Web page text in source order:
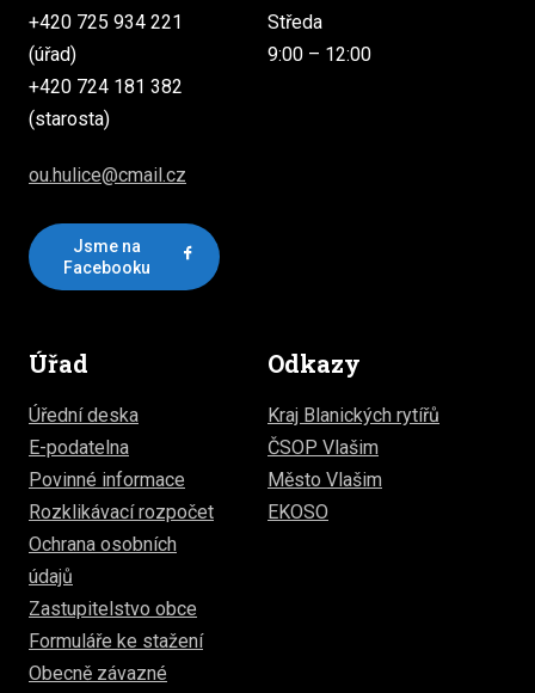
+420 725 934 221
(úřad)
+420 724 181 382
(starosta)
ou.hulice@cmail.cz
Jsme na
Facebooku
Středa
9:00 – 12:00
Úřad
Úřední deska
E-podatelna
Povinné informace
Rozklikávací rozpočet
Ochrana osobních
údajů
Zastupitelstvo obce
Formuláře ke stažení
Obecně závazné
Odkazy
Kraj Blanických rytířů
ČSOP Vlašim
Město Vlašim
EKOSO